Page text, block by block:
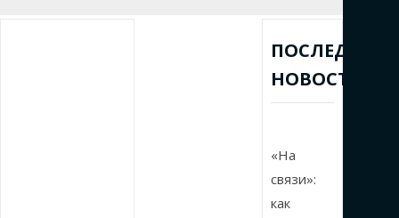
ПОСЛЕДНИЕ
НОВОСТИ
«На
связи»:
как